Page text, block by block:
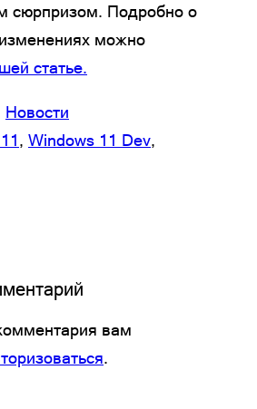
сюрпризом. Подробно о
можно
статье.
Новости
, Windows 11 Dev
вам
.